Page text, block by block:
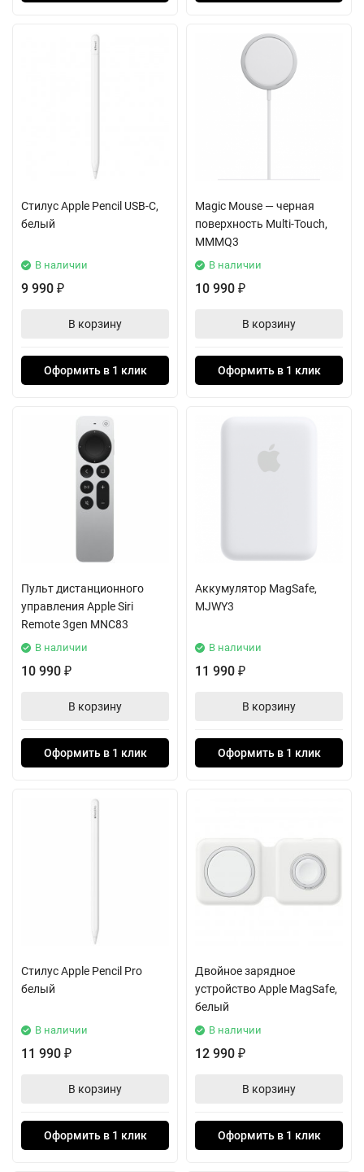
Стилус Apple Pencil USB-C,
белый
В наличии
9 990 ₽
В корзину
Оформить в 1 клик
Magic Mouse — черная
поверхность Multi-Touch,
MMMQ3
В наличии
10 990 ₽
В корзину
Оформить в 1 клик
Пульт дистанционного
управления Apple Siri
Remote 3gen MNC83
В наличии
10 990 ₽
В корзину
Оформить в 1 клик
Аккумулятор MagSafe,
MJWY3
В наличии
11 990 ₽
В корзину
Оформить в 1 клик
Стилус Apple Pencil Pro
белый
В наличии
11 990 ₽
В корзину
Оформить в 1 клик
Двойное зарядное
устройство Apple MagSafe,
белый
В наличии
12 990 ₽
В корзину
Оформить в 1 клик